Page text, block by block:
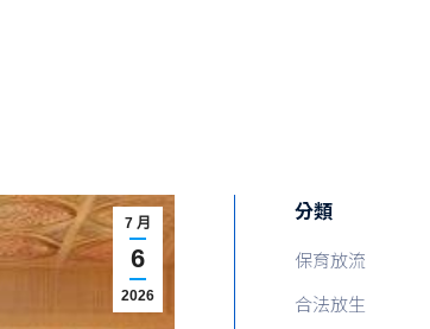
7 月
6
2026
分類
保育放流
合法放生